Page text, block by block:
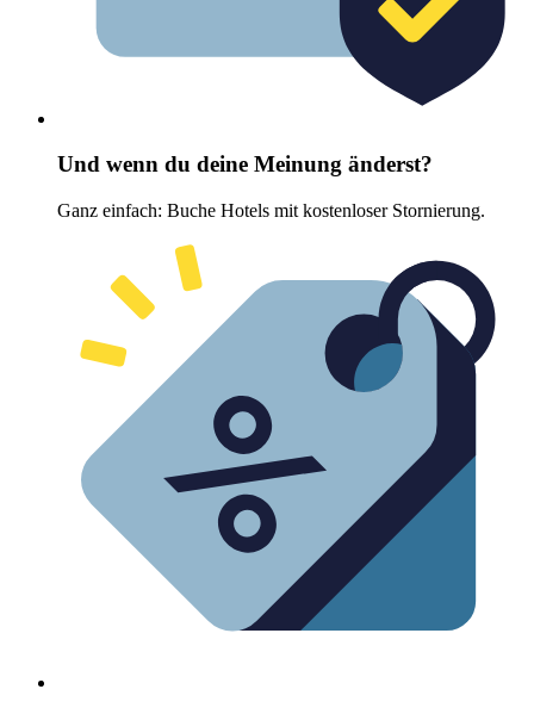
Und wenn du deine Meinung änderst?
Ganz einfach: Buche Hotels mit kostenloser Stornierung.